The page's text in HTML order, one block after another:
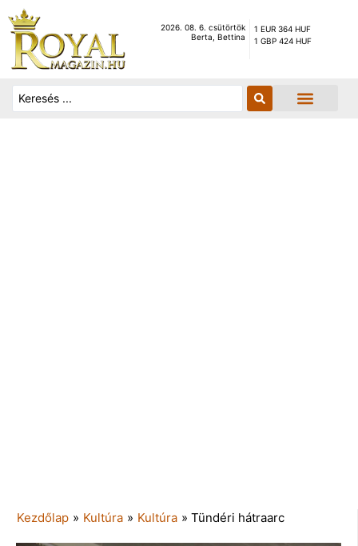
2026. 08. 6. csütörtök
Berta, Bettina
1 EUR 364 HUF
1 GBP 424 HUF
Kezdőlap » Kultúra » Kultúra » Tündéri hátraarc